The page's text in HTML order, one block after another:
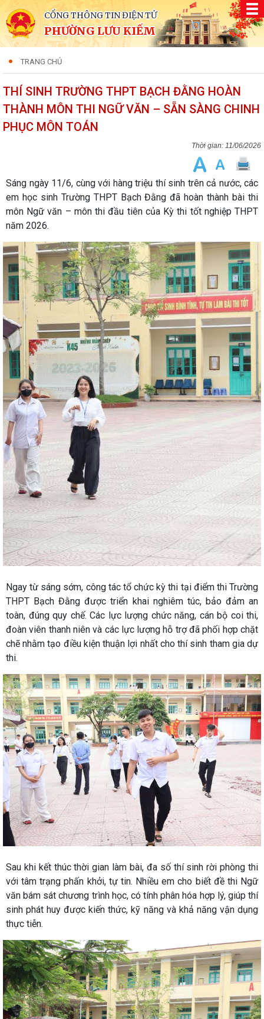
CỔNG THÔNG TIN ĐIỆN TỬ
PHƯỜNG LƯU KIẾM
TRANG CHỦ
THÍ SINH TRƯỜNG THPT BẠCH ĐẰNG HOÀN
THÀNH MÔN THI NGỮ VĂN – SẴN SÀNG CHINH
PHỤC MÔN TOÁN
11/06/2026
Sáng ngày 11/6, cùng với hàng triệu thí sinh trên cả nước, các
em học sinh Trường THPT Bạch Đằng đã hoàn thành bài thi
môn Ngữ văn – môn thi đầu tiên của Kỳ thi tốt nghiệp THPT
năm 2026.
Ngay từ sáng sớm, công tác tổ chức kỳ thi tại điểm thi Trường
THPT Bạch Đằng được triển khai nghiêm túc, bảo đảm an
toàn, đúng quy chế. Các lực lượng chức năng, cán bộ coi thi,
đoàn viên thanh niên và các lực lượng hỗ trợ đã phối hợp chặt
chẽ nhằm tạo điều kiện thuận lợi nhất cho thí sinh tham gia dự
thi.
Sau khi kết thúc thời gian làm bài, đa số thí sinh rời phòng thi
với tâm trạng phấn khởi, tự tin. Nhiều em cho biết đề thi Ngữ
văn bám sát chương trình học, có tính phân hóa hợp lý, giúp thí
sinh phát huy được kiến thức, kỹ năng và khả năng vận dụng
thực tiễn.